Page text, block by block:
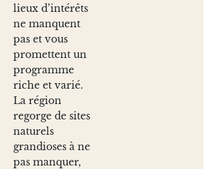
lieux d’intérêts
ne manquent
pas et vous
promettent un
programme
riche et varié.
La région
regorge de sites
naturels
grandioses à ne
pas manquer,